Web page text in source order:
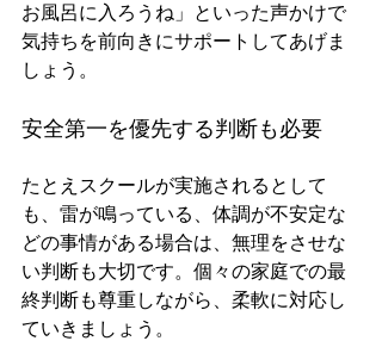
お風呂に入ろうね」といった声かけで
気持ちを前向きにサポートしてあげま
しょう。
安全第一を優先する判断も必要
たとえスクールが実施されるとして
も、雷が鳴っている、体調が不安定な
どの事情がある場合は、無理をさせな
い判断も大切です。個々の家庭での最
終判断も尊重しながら、柔軟に対応し
ていきましょう。